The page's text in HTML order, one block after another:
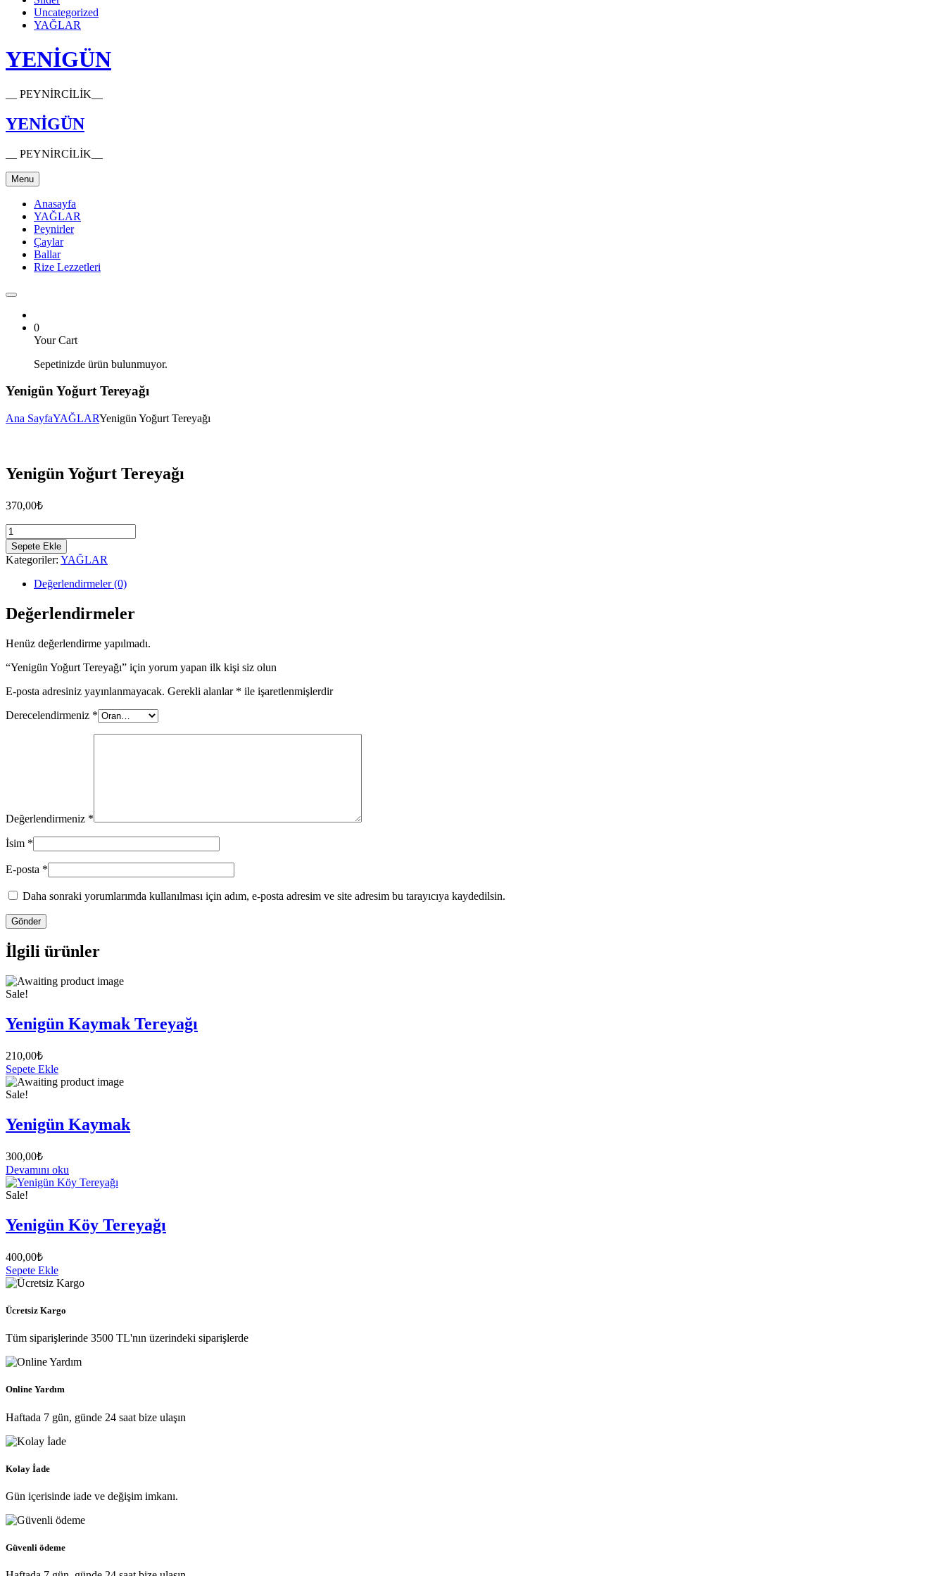
Uncategorized
YAĞLAR
YENİGÜN
__ PEYNİRCİLİK__
YENİGÜN
__ PEYNİRCİLİK__
Menu
Anasayfa
YAĞLAR
Peynirler
Çaylar
Ballar
Rize Lezzetleri
0
Your Cart
Sepetinizde ürün bulunmuyor.
Yenigün Yoğurt Tereyağı
Ana SayfaYAĞLARYenigün Yoğurt Tereyağı
Yenigün Yoğurt Tereyağı
370,00₺
Yenigün
Yoğurt
Tereyağı
adet
Sepete Ekle
Kategoriler: YAĞLAR
Değerlendirmeler (0)
Değerlendirmeler
Henüz değerlendirme yapılmadı.
“Yenigün Yoğurt Tereyağı” için yorum yapan ilk kişi siz olun
E-posta adresiniz yayınlanmayacak. Gerekli alanlar * ile işaretlenmişlerdir
Derecelendirmeniz *
Değerlendirmeniz *
İsim *
E-posta *
Daha sonraki yorumlarımda kullanılması için adım, e-posta adresim ve site adresim bu tarayıcıya kaydedilsin.
İlgili ürünler
Sale!
Yenigün Kaymak Tereyağı
210,00₺
Sepete Ekle
Sale!
Yenigün Kaymak
300,00₺
Devamını oku
Sale!
Yenigün Köy Tereyağı
400,00₺
Sepete Ekle
Ücretsiz Kargo
Tüm siparişlerinde 3500 TL'nın üzerindeki siparişlerde
Online Yardım
Haftada 7 gün, günde 24 saat bize ulaşın
Kolay İade
Gün içerisinde iade ve değişim imkanı.
Güvenli ödeme